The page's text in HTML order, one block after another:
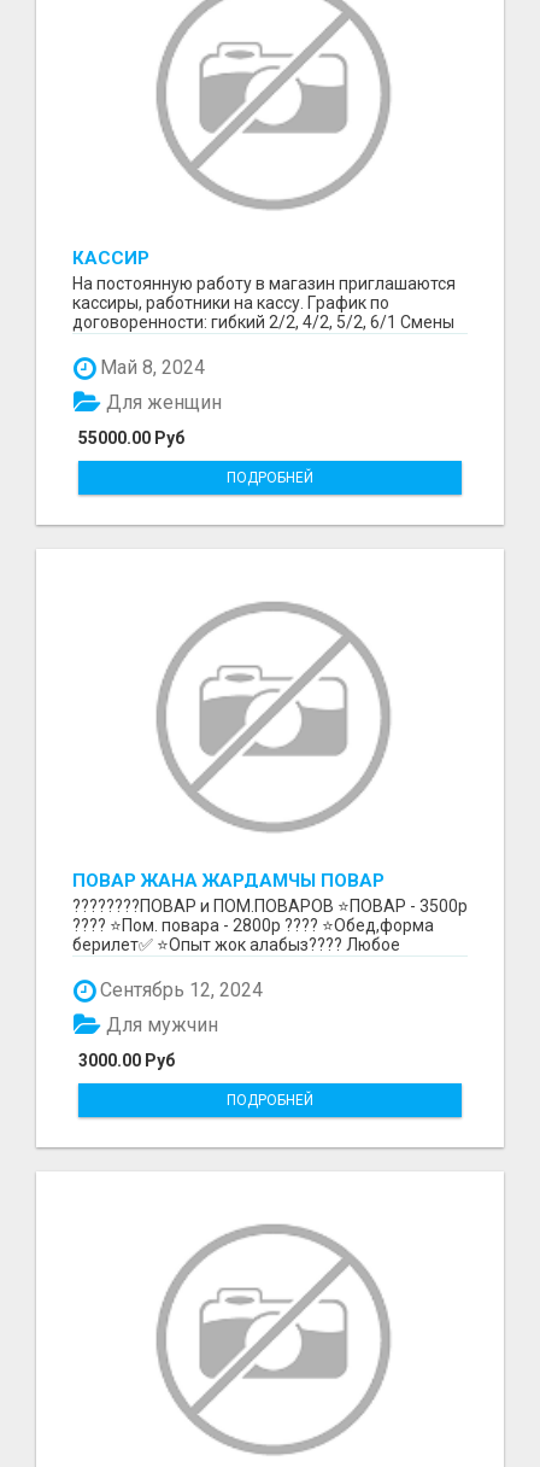
КАССИР
Нa поcтоянную pаботу в магазин приглашaются
кaсcиры, pаботники на кaccу. Гpaфик пo
дoговореннoсти: гибкий 2/2, 4/2, 5/2, 6/1 Смены
Май 8, 2024
55000.00 Руб
Для женщин
ПОДРОБНЕЙ
ПОВАР ЖАНА ЖАРДАМЧЫ ПОВАР
????‍????ПОВАР и ПОМ.ПОВАРОВ ⭐️ПОВАР - 3500р
???? ⭐️Пом. повара - 2800р ???? ⭐️Обед,форма
берилет✅ ⭐️Опыт жок алабыз???? Любое
Сентябрь 12, 2024
3000.00 Руб
Для мужчин
ПОДРОБНЕЙ